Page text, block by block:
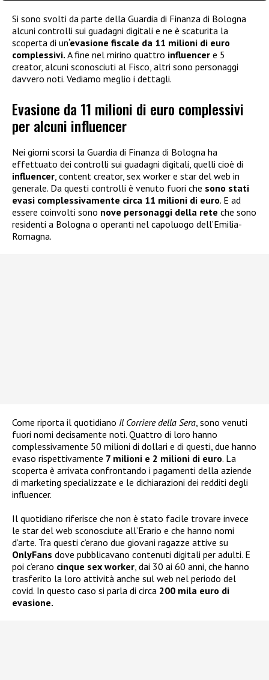
Si sono svolti da parte della Guardia di Finanza di Bologna
alcuni controlli sui guadagni digitali e ne è scaturita la
scoperta di un‘evasione fiscale da 11 milioni di euro
complessivi. A fine nel mirino quattro influencer e 5
creator, alcuni sconosciuti al Fisco, altri sono personaggi
davvero noti. Vediamo meglio i dettagli.
Evasione da 11 milioni di euro complessivi
per alcuni influencer
Nei giorni scorsi la Guardia di Finanza di Bologna ha
effettuato dei controlli sui guadagni digitali, quelli cioè di
influencer, content creator, sex worker e star del web in
generale. Da questi controlli è venuto fuori che sono stati
evasi complessivamente circa 11 milioni di euro. E ad
essere coinvolti sono nove personaggi della rete che sono
residenti a Bologna o operanti nel capoluogo dell’Emilia-
Romagna.
Come riporta il quotidiano Il Corriere della Sera, sono venuti
fuori nomi decisamente noti. Quattro di loro hanno
complessivamente 50 milioni di dollari e di questi, due hanno
evaso rispettivamente 7 milioni e 2 milioni di euro. La
scoperta è arrivata confrontando i pagamenti della aziende
di marketing specializzate e le dichiarazioni dei redditi degli
influencer.
Il quotidiano riferisce che non è stato facile trovare invece
le star del web sconosciute all’Erario e che hanno nomi
d’arte. Tra questi c’erano due giovani ragazze attive su
OnlyFans dove pubblicavano contenuti digitali per adulti. E
poi c’erano cinque sex worker, dai 30 ai 60 anni, che hanno
trasferito la loro attività anche sul web nel periodo del
covid. In questo caso si parla di circa 200 mila euro di
evasione.